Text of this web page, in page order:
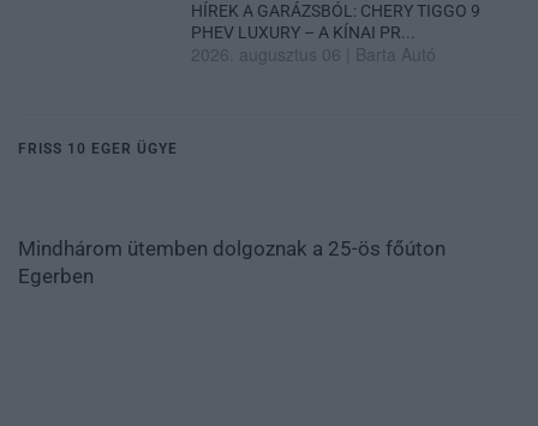
HÍREK A GARÁZSBÓL: CHERY TIGGO 9
PHEV LUXURY – A KÍNAI PR...
2026. augusztus 06 Barta Autó
FRISS 10 EGER ÜGYE
Mindhárom ütemben dolgoznak a 25-ös főúton
Egerben